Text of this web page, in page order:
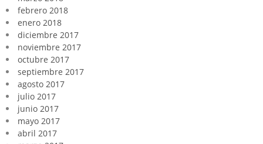
febrero 2018
enero 2018
diciembre 2017
noviembre 2017
octubre 2017
septiembre 2017
agosto 2017
julio 2017
junio 2017
mayo 2017
abril 2017